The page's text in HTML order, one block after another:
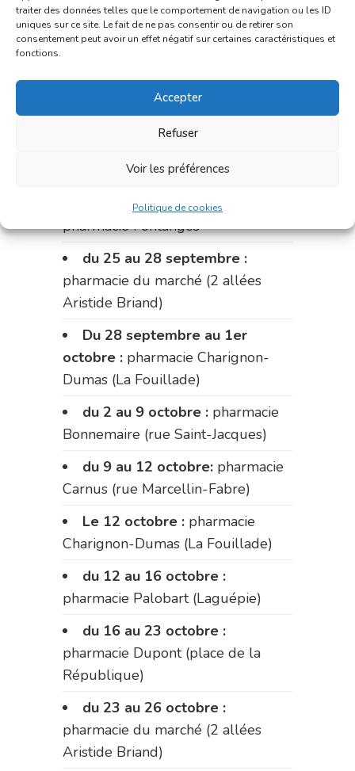
traiter des données telles que le comportement de navigation ou les ID
uniques sur ce site. Le fait de ne pas consentir ou de retirer son
consentement peut avoir un effet négatif sur certaines caractéristiques et
fonctions.
Accepter
Refuser
Voir les préférences
Politique de cookies
du 11 au 14 septembre :
pharmacie Dupont (place de la
Le 14 septembre :
Charignon-Dumas (La Fouillade)
pharmacie Palobart (Laguépie)
du 18 au 25 septembre :
pharmacie Fontanges
du 25 au 28 septembre :
pharmacie du marché (2 allées
Aristide Briand)
Du 28 septembre au 1er
octobre : pharmacie Charignon-
Dumas (La Fouillade)
du 2 au 9 octobre : pharmacie
Bonnemaire (rue Saint-Jacques)
du 9 au 12 octobre: pharmacie
Carnus (rue Marcellin-Fabre)
Le 12 octobre : pharmacie
Charignon-Dumas (La Fouillade)
du 12 au 16 octobre :
pharmacie Palobart (Laguépie)
du 16 au 23 octobre :
pharmacie Dupont (place de la
République)
du 23 au 26 octobre :
pharmacie du marché (2 allées
Aristide Briand)